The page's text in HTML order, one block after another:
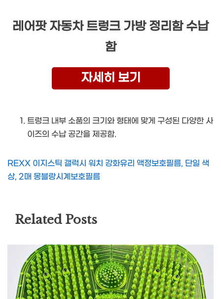
레어팟 자동차 트렁크 가방 정리함 수납
함
자세히 보기
트렁크 내부 소품의 크기와 형태에 맞게 구성된 다양한 사
이즈의 수납 공간을 제공함.
REXX 이지스틱 갤럭시 워치 강화유리 액정보호필름, 단일 색
상, 2매 몽블랑시계보호필름
Related Posts